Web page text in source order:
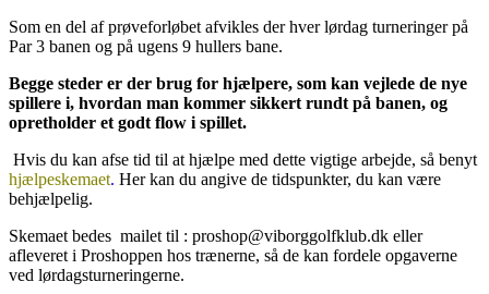
Som en del af prøveforløbet afvikles der hver lørdag turneringer på
Par 3 banen og på ugens 9 hullers bane.
Begge steder er der brug for hjælpere, som kan vejlede de nye
spillere i, hvordan man kommer sikkert rundt på banen, og
opretholder et godt flow i spillet.
Hvis du kan afse tid til at hjælpe med dette vigtige arbejde, så benyt
hjælpeskemaet. Her kan du angive de tidspunkter, du kan være
behjælpelig.
Skemaet bedes mailet til : proshop@viborggolfklub.dk eller
afleveret i Proshoppen hos trænerne, så de kan fordele opgaverne
ved lørdagsturneringerne.